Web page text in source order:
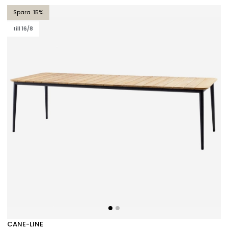
15
till 16/8
Core matbord 274x90 cm - lava grey
CANE-LINE